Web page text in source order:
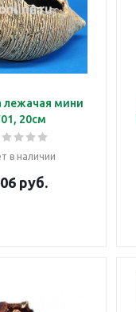
мини
20см
в наличии
руб.